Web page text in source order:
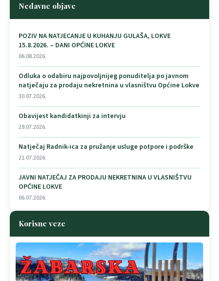
Nedavne objave
POZIV NA NATJECANJE U KUHANJU GULAŠA, LOKVE
15.8.2026. – DANI OPĆINE LOKVE
06.08.2026.
Odluka o odabiru najpovoljnijeg ponuditelja po javnom
natječaju za prodaju nekretnina u vlasništvu Općine Lokve
30.07.2026.
Obavijest kandidatkinji za intervju
29.07.2026.
Natječaj Radnik-ica za pružanje usluge potpore i podrške
21.07.2026.
JAVNI NATJEČAJ ZA PRODAJU NEKRETNINA U VLASNIŠTVU
OPĆINE LOKVE
06.07.2026.
Korisne veze